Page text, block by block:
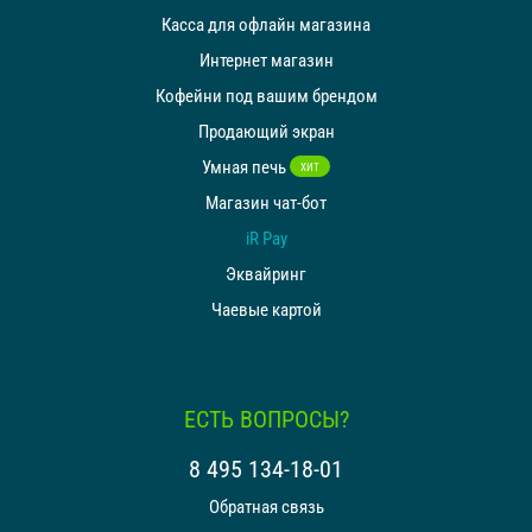
Касса для офлайн магазина
Интернет магазин
Кофейни под вашим брендом
Продающий экран
Умная печь
ХИТ
Магазин чат-бот
iR Pay
Эквайринг
Чаевые картой
ЕСТЬ ВОПРОСЫ?
8 495 134-18-01
Обратная связь